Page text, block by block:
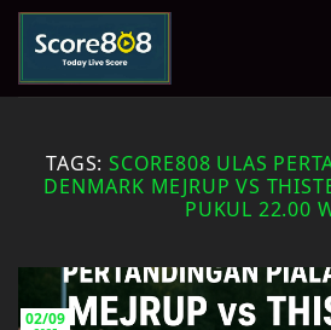
Skip
content
TAGS:SCORE808 ULAS
DENMARK MEJRUP VS
PUKUL 22.00
02/09